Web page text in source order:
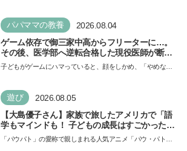
パパママの教養 2026.08.04
ゲーム依存で御三家中高からフリーターに…。
その後、医学部へ逆転合格した現役医師が断言
「ゲームの経験が受験勉強に役立った」そう考
子どもがゲームにハマっていると、顔をしかめ、「やめなさ
い…
遊び 2026.08.05
【大島優子さん】家族で旅したアメリカで「語
学もマインドも！ 子どもの成長はすごかった」
声優をつとめた映画『パウ・パトロール ザ・ダ
「パウパト」の愛称で親しまれる人気アニメ「パウ・パトロ